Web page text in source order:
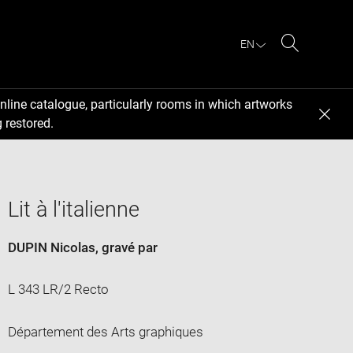
EN
catalogue, particularly rooms in which artworks
restored.
Lit à l'italienne
DUPIN Nicolas, gravé par
L 343 LR/2 Recto
Département des Arts graphiques